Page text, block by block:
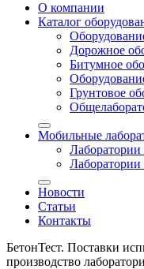
О компании
Каталог
Дорожное
Битумное
Грунтовое
Мобильные
Лаборатории
Лаборатории
Новости
Статьи
Контакты
БетонТест. Поставки
производство